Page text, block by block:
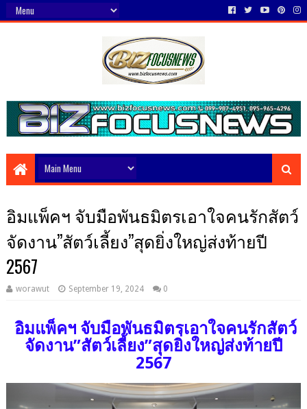
อิมแพ็คฯ จับมือพันธมิตรเอาใจคนรักสัตว์
จัดงาน”สัตว์เลี้ยง”สุดยิ่งใหญ่ส่งท้ายปี
2567
worawut September 19, 2024 0
อิมแพ็คฯ จับมือพันธมิตรเอาใจคนรักสัตว์
จัดงาน”สัตว์เลี้ยง”สุดยิ่งใหญ่ส่งท้ายปี
2567